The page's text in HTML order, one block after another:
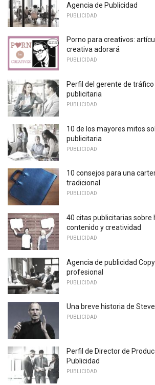
Agencia de Publicidad
PUBLICIDAD
Porno para creativos:
creativa adorará
PUBLICIDAD
Perfil del gerente de
publicitaria
PUBLICIDAD
10 de los mayores mitos
publicitaria
PUBLICIDAD
10 consejos para una
tradicional
PUBLICIDAD
40 citas publicitarias sobre
contenido y creatividad
PUBLICIDAD
Agencia de publicidad
profesional
PUBLICIDAD
Una breve historia de
PUBLICIDAD
Perfil de Director de
Publicidad
PUBLICIDAD